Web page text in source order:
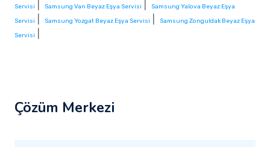
Servisi
Samsung Van Beyaz Eşya Servisi
Samsung Yalova Beyaz Eşya
Servisi
Samsung Yozgat Beyaz Eşya Servisi
Samsung Zonguldak Beyaz Eşya
Servisi
Çözüm Merkezi